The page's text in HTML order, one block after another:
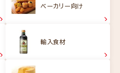
ベーカリー向け
輸入食材